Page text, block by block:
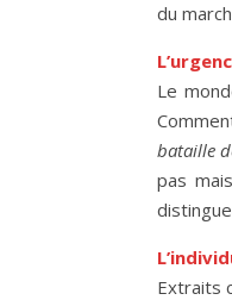
du
Le
bataille
pas
Extraits